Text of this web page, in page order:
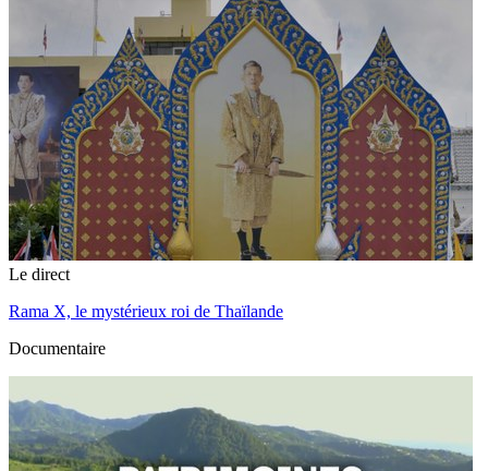
Le direct
Rama X, le mystérieux roi de Thaïlande
Documentaire